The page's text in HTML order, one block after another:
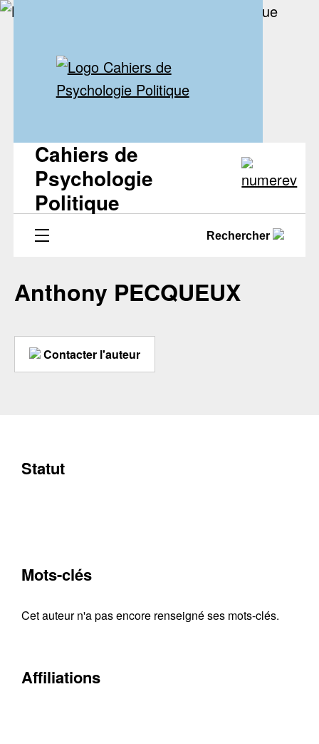
Cahiers de
Psychologie
Politique
Rechercher
Anthony PECQUEUX
Contacter l'auteur
Statut
Mots-clés
Cet auteur n'a pas encore renseigné ses mots-clés.
Affiliations
Contacter